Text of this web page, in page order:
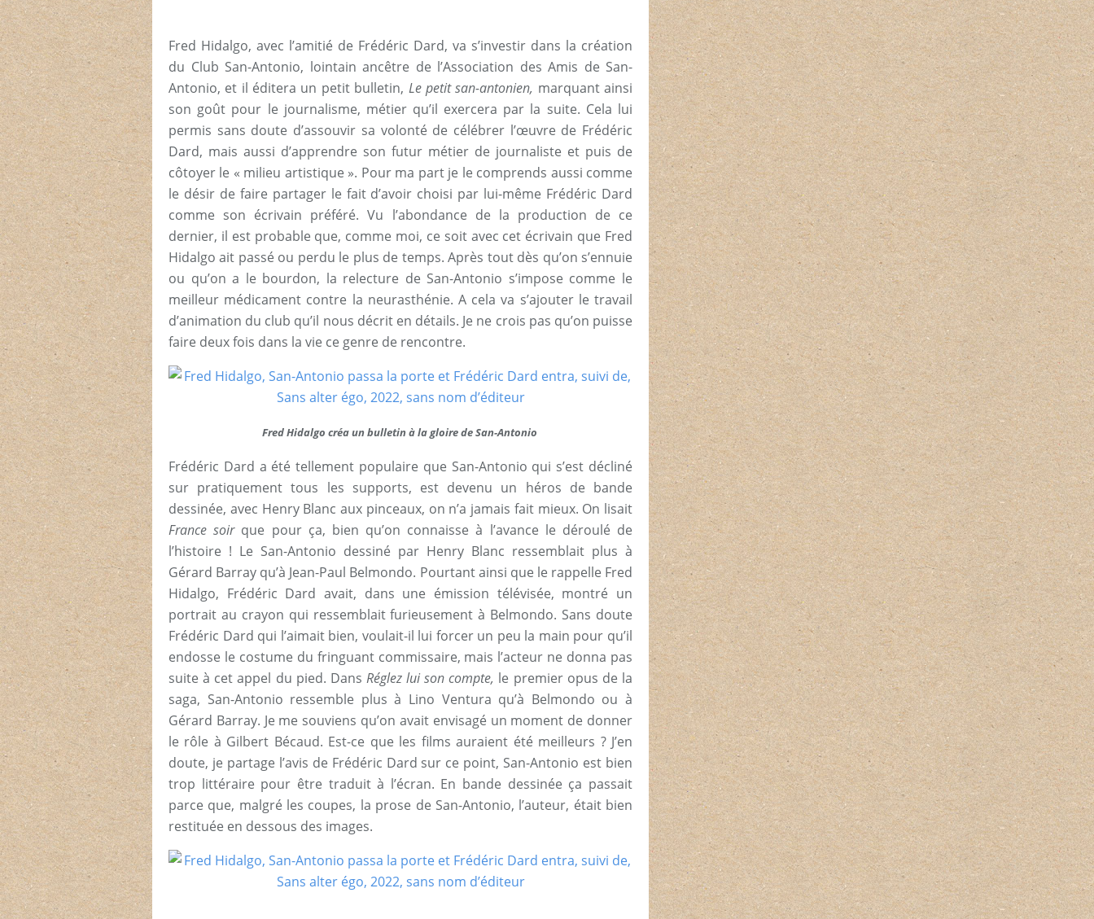
Fred Hidalgo, avec l’amitié de Frédéric Dard, va s’investir dans la création
du Club San-Antonio, lointain ancêtre de l’Association des Amis de San-
Antonio, et il éditera un petit bulletin, Le petit san-antonien, marquant ainsi
son goût pour le journalisme, métier qu’il exercera par la suite. Cela lui
permis sans doute d’assouvir sa volonté de célébrer l’œuvre de Frédéric
Dard, mais aussi d’apprendre son futur métier de journaliste et puis de
côtoyer le « milieu artistique ». Pour ma part je le comprends aussi comme
le désir de faire partager le fait d’avoir choisi par lui-même Frédéric Dard
comme son écrivain préféré. Vu l’abondance de la production de ce
dernier, il est probable que, comme moi, ce soit avec cet écrivain que Fred
Hidalgo ait passé ou perdu le plus de temps. Après tout dès qu’on s’ennuie
ou qu’on a le bourdon, la relecture de San-Antonio s’impose comme le
meilleur médicament contre la neurasthénie. A cela va s’ajouter le travail
d’animation du club qu’il nous décrit en détails. Je ne crois pas qu’on puisse
faire deux fois dans la vie ce genre de rencontre.
Fred Hidalgo créa un bulletin à la gloire de San-Antonio
Frédéric Dard a été tellement populaire que San-Antonio qui s’est décliné
sur pratiquement tous les supports, est devenu un héros de bande
dessinée, avec Henry Blanc aux pinceaux, on n’a jamais fait mieux. On lisait
France soir que pour ça, bien qu’on connaisse à l’avance le déroulé de
l’histoire ! Le San-Antonio dessiné par Henry Blanc ressemblait plus à
Gérard Barray qu’à Jean-Paul Belmondo. Pourtant ainsi que le rappelle Fred
Hidalgo, Frédéric Dard avait, dans une émission télévisée, montré un
portrait au crayon qui ressemblait furieusement à Belmondo. Sans doute
Frédéric Dard qui l’aimait bien, voulait-il lui forcer un peu la main pour qu’il
endosse le costume du fringuant commissaire, mais l’acteur ne donna pas
suite à cet appel du pied. Dans Réglez lui son compte, le premier opus de la
saga, San-Antonio ressemble plus à Lino Ventura qu’à Belmondo ou à
Gérard Barray. Je me souviens qu’on avait envisagé un moment de donner
le rôle à Gilbert Bécaud. Est-ce que les films auraient été meilleurs ? J’en
doute, je partage l’avis de Frédéric Dard sur ce point, San-Antonio est bien
trop littéraire pour être traduit à l’écran. En bande dessinée ça passait
parce que, malgré les coupes, la prose de San-Antonio, l’auteur, était bien
restituée en dessous des images.